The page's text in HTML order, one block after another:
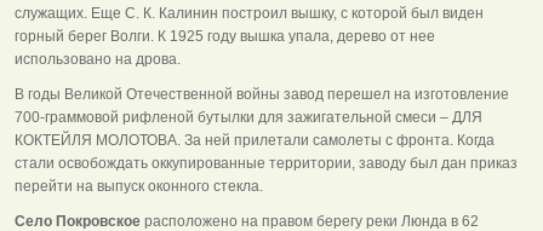
служащих. Еще С. К. Калинин построил вышку, с которой был виден
горный берег Волги. К 1925 году вышка упала, дерево от нее
использовано на дрова.
В годы Великой Отечественной войны завод перешел на изготовление
700-граммовой рифленой бутылки для зажигательной смеси – ДЛЯ
КОКТЕЙЛЯ МОЛОТОВА. За ней прилетали самолеты с фронта. Когда
стали освобождать оккупированные территории, заводу был дан приказ
перейти на выпуск оконного стекла.
Село Покровское расположено на правом берегу реки Люнда в 62